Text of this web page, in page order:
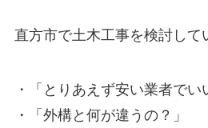
直方市で土木工事を検討して
・「とりあえず安い業者でい
・「外構と何が違うの？」